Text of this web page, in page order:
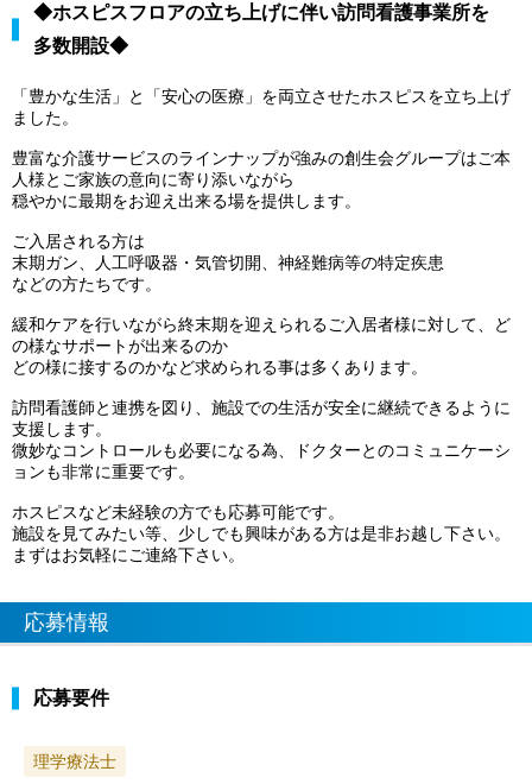
◆ホスピスフロアの立ち上げに伴い訪問看護事業所を
多数開設◆
「豊かな生活」と「安心の医療」を両立させたホスピスを立ち上げ
ました。
豊富な介護サービスのラインナップが強みの創生会グループはご本
人様とご家族の意向に寄り添いながら
穏やかに最期をお迎え出来る場を提供します。
ご入居される方は
末期ガン、人工呼吸器・気管切開、神経難病等の特定疾患
などの方たちです。
緩和ケアを行いながら終末期を迎えられるご入居者様に対して、ど
の様なサポートが出来るのか
どの様に接するのかなど求められる事は多くあります。
訪問看護師と連携を図り、施設での生活が安全に継続できるように
支援します。
微妙なコントロールも必要になる為、ドクターとのコミュニケーシ
ョンも非常に重要です。
ホスピスなど未経験の方でも応募可能です。
施設を見てみたい等、少しでも興味がある方は是非お越し下さい。
まずはお気軽にご連絡下さい。
応募情報
応募要件
理学療法士